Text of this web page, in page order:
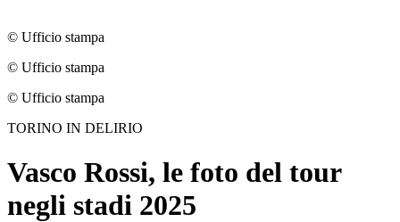
© Ufficio stampa
© Ufficio stampa
© Ufficio stampa
TORINO IN DELIRIO
Vasco Rossi, le foto del tour
negli stadi 2025